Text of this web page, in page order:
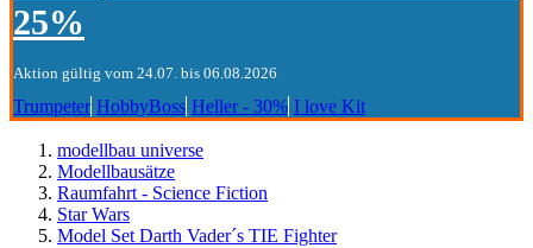
25%
Aktion gültig vom 24.07. bis 06.08.2026
Trumpeter HobbyBoss Heller - 30% I love Kit
modellbau universe
Modellbausätze
Raumfahrt - Science Fiction
Star Wars
Model Set Darth Vader´s TIE Fighter